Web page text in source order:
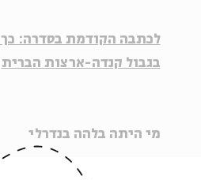
לכתבה הקודמת בסדרה: כך
בגבול קנדה-ארצות הברית
מי היתה בלהה בנדרלי